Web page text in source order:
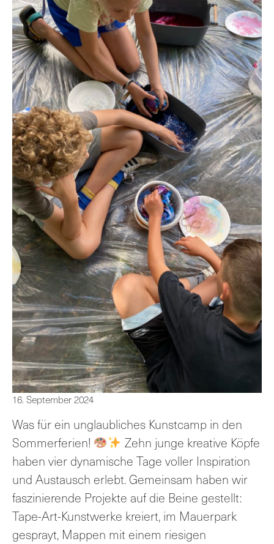
16. September 2024
Was für ein unglaubliches Kunstcamp in den
Sommerferien!
Zehn junge kreative Köpfe
haben vier dynamische Tage voller Inspiration
und Austausch erlebt. Gemeinsam haben wir
faszinierende Projekte auf die Beine gestellt:
Tape-Art-Kunstwerke kreiert, im Mauerpark
gesprayt, Mappen mit einem riesigen